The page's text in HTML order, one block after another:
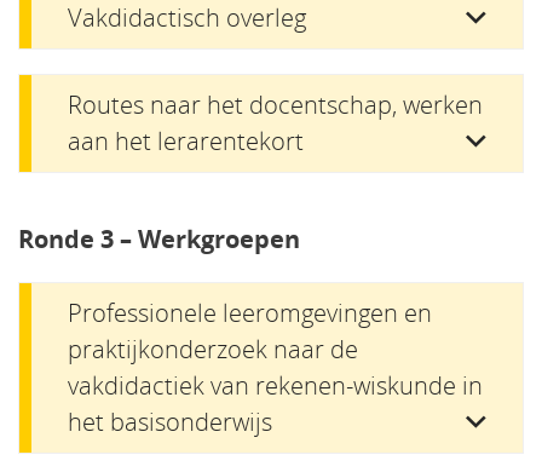
Vakdidactisch overleg
Routes naar het docentschap, werken
aan het lerarentekort
Ronde 3 – Werkgroepen
Professionele leeromgevingen en
praktijkonderzoek naar de
vakdidactiek van rekenen-wiskunde in
het basisonderwijs